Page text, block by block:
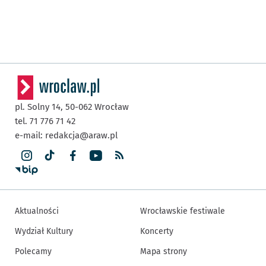
pl. Solny 14, 50-062 Wrocław
tel. 71 776 71 42
e-mail: redakcja@araw.pl
Aktualności
Wydział Kultury
Polecamy
Wrocławskie festiwale
Koncerty
Mapa strony